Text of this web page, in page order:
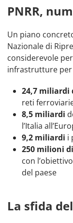
PNRR,
Un piano
Nazionale di
considerevole
infrastrutture
24,7 miliardi
reti
8,5 miliardi
l’Italia
9,2 miliardi i
250 milioni
con
del paese
La sfida